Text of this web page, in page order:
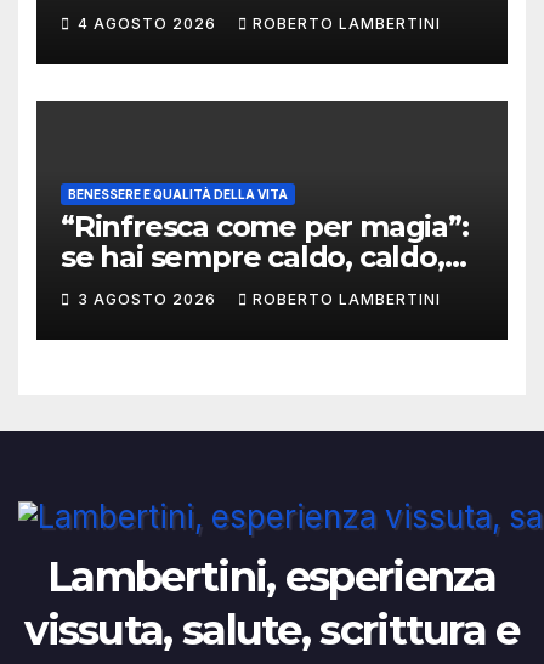
4 AGOSTO 2026 ROBERTO LAMBERTINI
BENESSERE E QUALITÀ DELLA VITA
“Rinfresca come per magia”:
se hai sempre caldo, caldo,
caldo, le cose in questo post
sono per te
3 AGOSTO 2026 ROBERTO LAMBERTINI
Lambertini, esperienza
vissuta, salute, scrittura e